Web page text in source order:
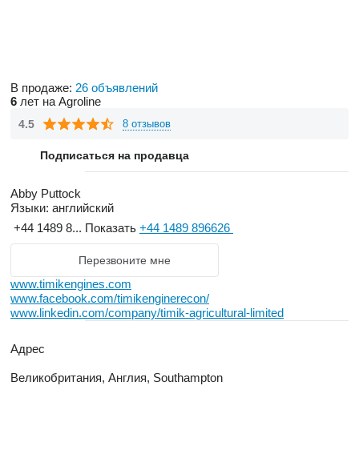
В продаже: 26 объявлений
6 лет на Agroline
4.5 8 отзывов
Подписаться на продавца
Abby Puttock
Языки: английский
+44 1489 8... Показать +44 1489 896626
Перезвоните мне
www.timikengines.com
www.facebook.com/timikenginerecon/
www.linkedin.com/company/timik-agricultural-limited
Адрес
Великобритания, Англия, Southampton